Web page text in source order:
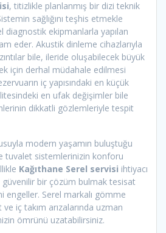
, titizlikle planlanmış bir dizi teknik
sağlığını teşhis etmekle
diagnostik ekipmanlarla yapılan
eder. Akustik dinleme cihazlarıyla
bile, ileride oluşabilecek büyük
için derhal müdahale edilmesi
iç yapısındaki en küçük
en ufak değişimler bile
dikkatli gözlemleriyle tespit
modern yaşamın buluştuğu
tuvalet sistemlerinizin konforu
Kağıthane Serel servisi ihtiyacı
güvenilir bir çözüm bulmak tesisat
engeller. Serel markalı gömme
iç takım arızalarında uzman
ömrünü uzatabilirsiniz.